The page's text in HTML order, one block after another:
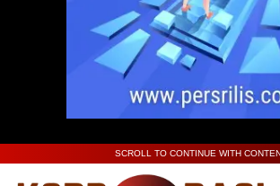
SCROLL TO CONTINUE WITH